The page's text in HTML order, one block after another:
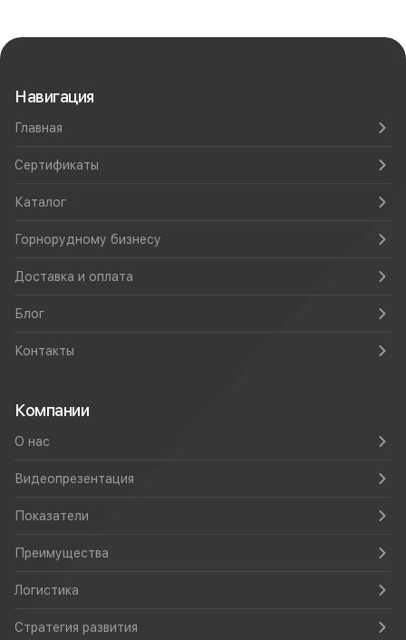
Навигация
Главная
Сертификаты
Каталог
Горнорудному бизнесу
Доставка и оплата
Блог
Контакты
Компании
О нас
Видеопрезентация
Показатели
Преимущества
Логистика
Стратегия развития